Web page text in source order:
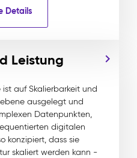
Details
Leistung
auf Skalierbarkeit und
ausgelegt und
Datenpunkten,
digitalen
konzipiert, dass sie
skaliert werden kann -